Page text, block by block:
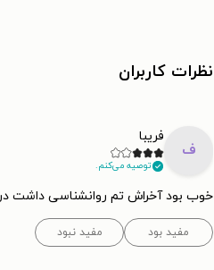
نظرات کاربران
ف
فریبا
توصیه می‌کنم.
خوب بود آخراش تم روانشناسی داشت در
مفید بود مفید نبود